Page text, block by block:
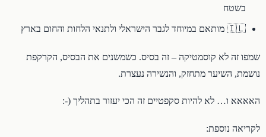
בשטח
🇮🇱 מותאם במיוחד לגבר הישראלי ולתנאי הלחות והחום בארץ
שמפו זה לא קוסמטיקה – זה בסיס. כשמשנים את הבסיס, הקרקפת
נושמת, השיער מתחזק, והנשירה נעצרת.
האאאא ו… לא להיות סקפטיים זה הכי יעזור בתהליך (-:
לקריאה נוספת: